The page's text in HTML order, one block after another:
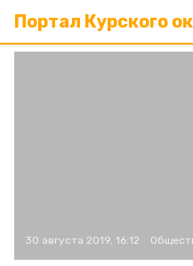
Портал Курского
30 августа 2019, 16:12